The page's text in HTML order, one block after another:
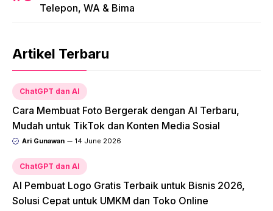
Telepon, WA & Bima
Artikel Terbaru
ChatGPT dan AI
Cara Membuat Foto Bergerak dengan AI Terbaru,
Mudah untuk TikTok dan Konten Media Sosial
Ari Gunawan 14 June 2026
ChatGPT dan AI
AI Pembuat Logo Gratis Terbaik untuk Bisnis 2026,
Solusi Cepat untuk UMKM dan Toko Online